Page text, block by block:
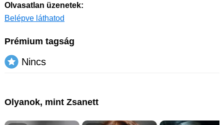
Olvasatlan üzenetek:
Belépve láthatod
Prémium tagság
Nincs
Olyanok, mint Zsanett